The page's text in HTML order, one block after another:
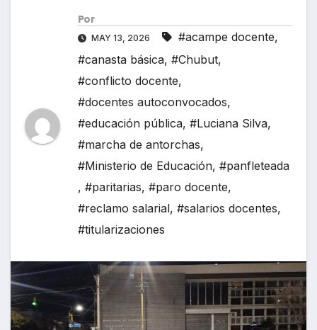
Por
MAY 13, 2026 #acampe docente,
#canasta básica, #Chubut,
#conflicto docente,
#docentes autoconvocados,
#educación pública, #Luciana Silva,
#marcha de antorchas,
#Ministerio de Educación, #panfleteada
, #paritarias, #paro docente,
#reclamo salarial, #salarios docentes,
#titularizaciones